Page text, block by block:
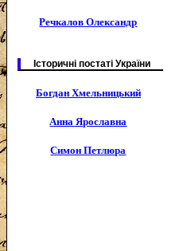
Речкалов Олександр
Історичні постаті України
Богдан Хмельницький
Анна Ярославна
Симон Петлюра